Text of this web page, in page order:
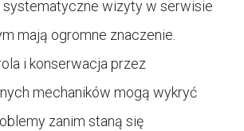
systematyczne wizyty w serwisie
mają ogromne znaczenie.
i konserwacja przez
mechaników mogą wykryć
zanim staną się